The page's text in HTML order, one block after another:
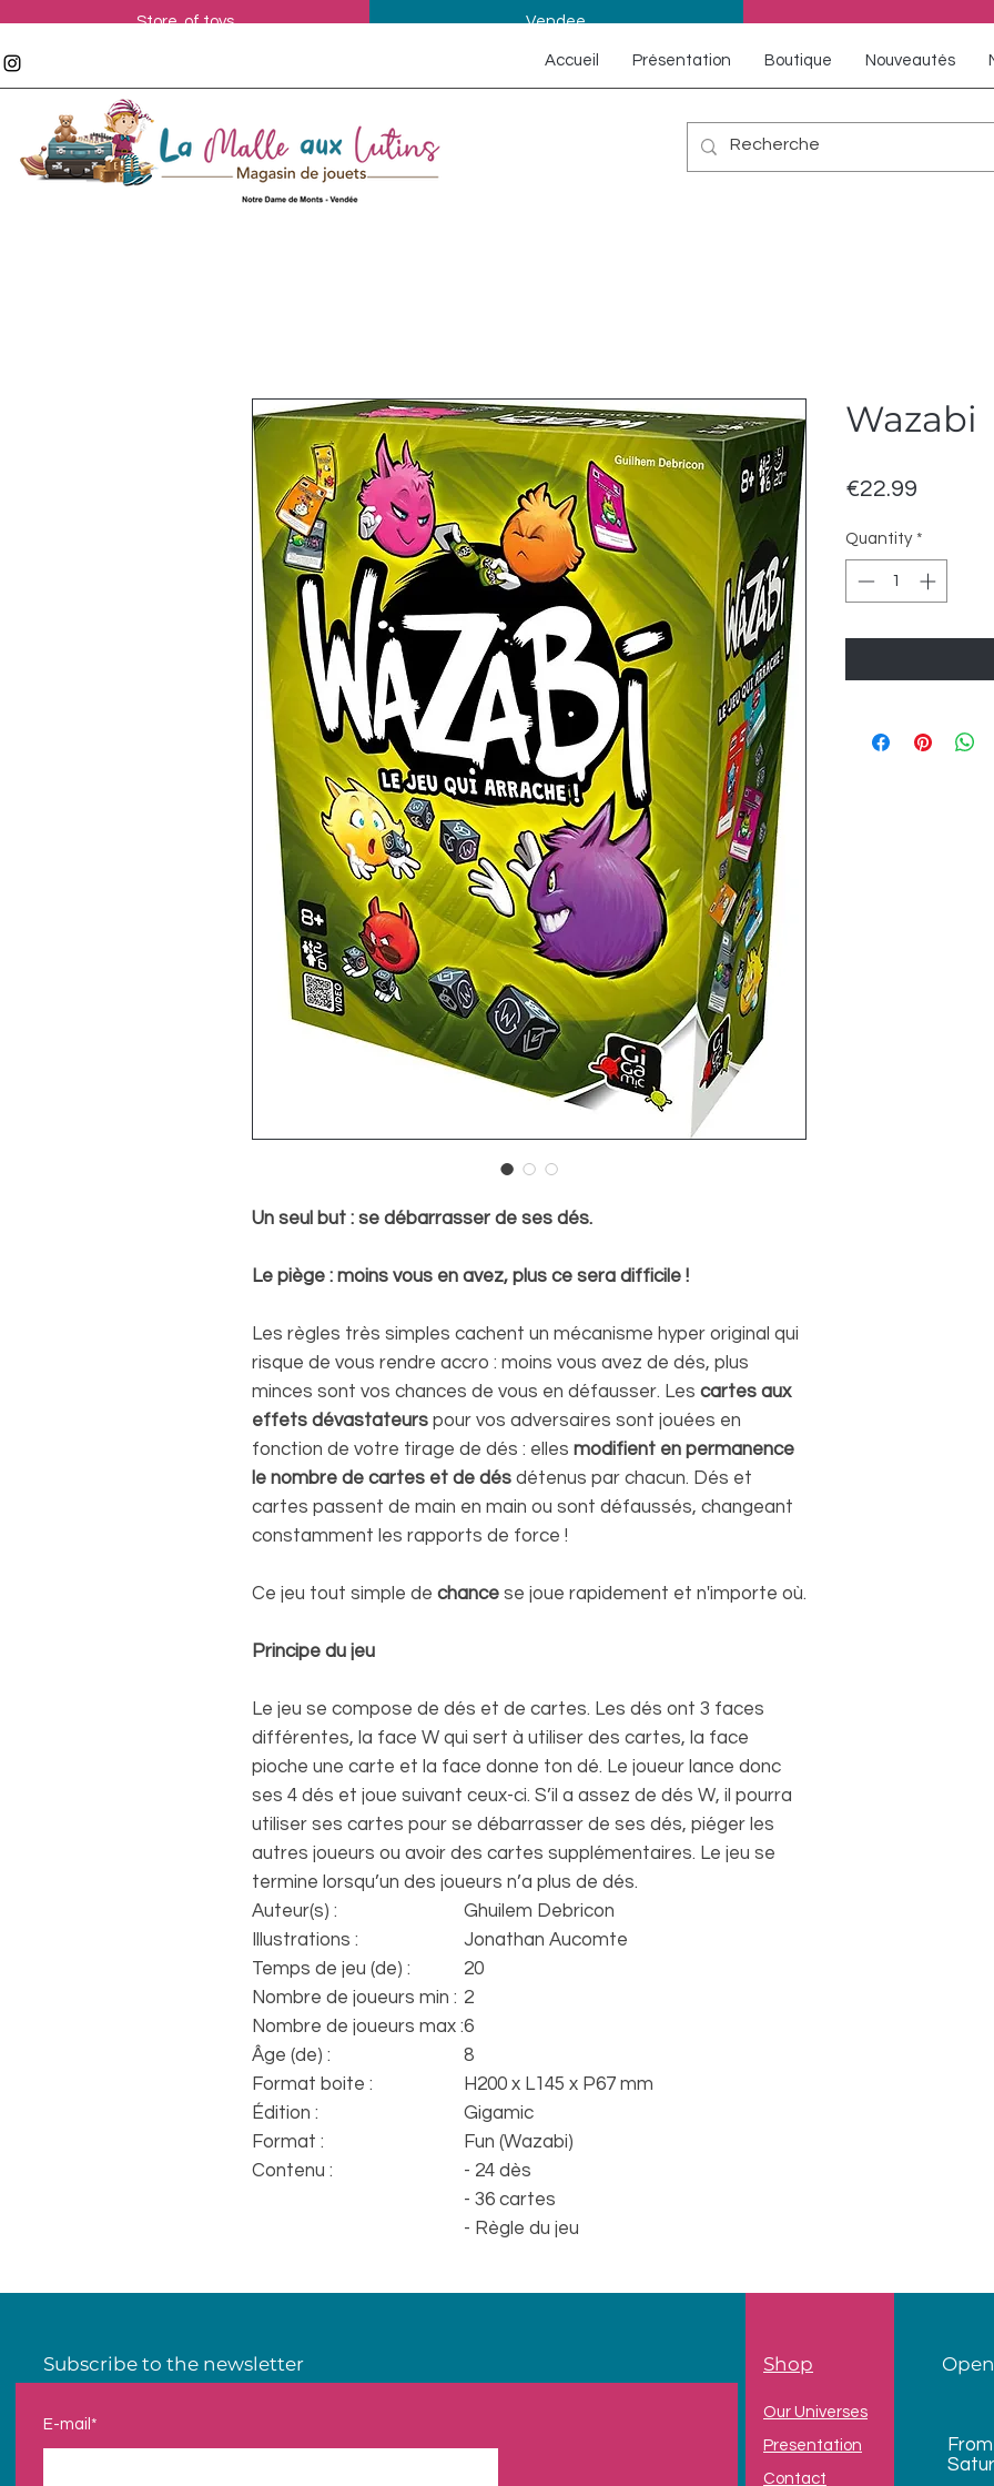
Store of toys Vendee
Accueil Présentation Boutique Nouveautés
Un seul but : se débarrasser de ses dés.
Le piège : moins vous en avez, plus ce sera difficile !
Les règles très simples cachent un mécanisme hyper original qui
risque de vous rendre accro : moins vous avez de dés, plus
minces sont vos chances de vous en défausser. Les cartes aux
effets dévastateurs pour vos adversaires sont jouées en
fonction de votre tirage de dés : elles modifient en permanence
le nombre de cartes et de dés détenus par chacun. Dés et
cartes passent de main en main ou sont défaussés, changeant
constamment les rapports de force !
Ce jeu tout simple de chance se joue rapidement et n'importe où.
Principe du jeu
Le jeu se compose de dés et de cartes. Les dés ont 3 faces
différentes, la face W qui sert à utiliser des cartes, la face
pioche une carte et la face donne ton dé. Le joueur lance donc
ses 4 dés et joue suivant ceux-ci. S’il a assez de dés W, il pourra
utiliser ses cartes pour se débarrasser de ses dés, piéger les
autres joueurs ou avoir des cartes supplémentaires. Le jeu se
termine lorsqu’un des joueurs n’a plus de dés.
Auteur(s) :
Ghuilem Debricon
Illustrations :
Jonathan Aucomte
Temps de jeu (de) :
20
Nombre de joueurs min : 2
Nombre de joueurs max :6
Âge (de) :
8
Format boite :
H200 x L145 x P67 mm
Édition :
Gigamic
Format :
Fun (Wazabi)
Contenu :
- 24 dès
- 36 cartes
- Règle du jeu
Wazabi
€22.99
Quantity *
Subscribe to the newsletter
E-mail*
Shop
Our Universes
Presentation
Contact